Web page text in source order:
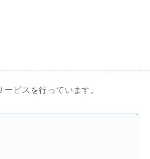
ビスを行っています。